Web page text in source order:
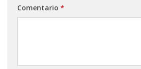
Comentario *